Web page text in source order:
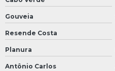
Gouveia
Resende Costa
Planura
Antônio Carlos